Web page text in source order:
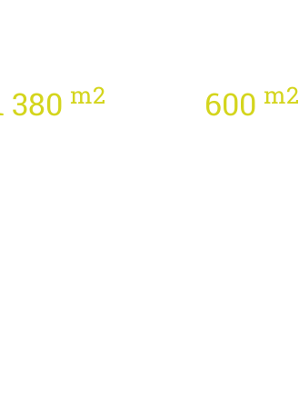
380 m2 600 m2